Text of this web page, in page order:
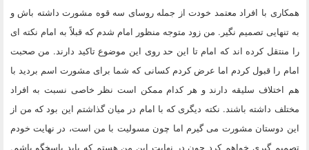
همکاری با افراد معتمد خودت از جمله روسای سه قوه مشورت داشته باش و
به تنهایی تصمیم نگیر. من زود متوجه منظور امام شدم که قبلاً به امام نکته ای
را منتقل کرده اند که امام تا این حد روی این موضوع تاکید دارند. من صحبت
امام را قبول کردم اما عرض کردم کسانی که شما برای مشورت اسم بردید با
هم اختلاف سلیقه دارند و هر کدام ممکن است نظر خاصی نسبت به افراد
مختلف داشته باشند. نکته دیگری که با امام در میان گذاشتم این بود که من از
این دوستان مشورت می گیرم اما چون مسولیت با من است، در نهایت خودم
تصمیم گیری خواهم کرد چون در نهایت این من هستم که باید پاسخگو باشم.